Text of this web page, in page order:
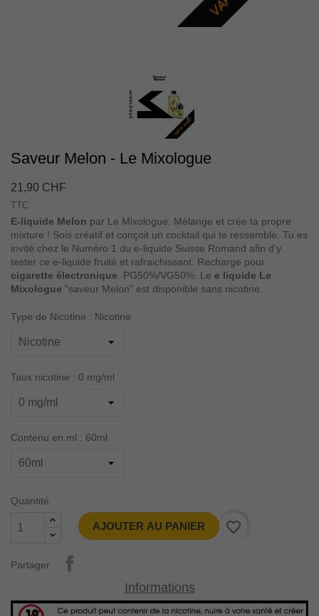
Saveur Melon - Le Mixologue
21,90 CHF
TTC
E-liquide Melon par Le Mixologue. Mélange et crée ta propre
mixture ! Sois créatif et conçoit un cocktail qui te ressemble. Tu es
invité chez le Numéro 1 du e-liquide Suisse Romand afin d'y
tester ce e-liquide fruité et rafraichissant. Recharge pour
cigarette électronique . PG50%/VG50%. Le e liquide Le
Mixologue "saveur Melon" est disponible sans nicotine.
Type de Nicotine : Nicotine
Taux nicotine : 0 mg/ml
Contenu en ml : 60ml
Quantité
AJOUTER AU PANIER favorite_border
Partager
Informations